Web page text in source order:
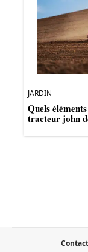
JARDIN
Quels
tracteur john
Contact